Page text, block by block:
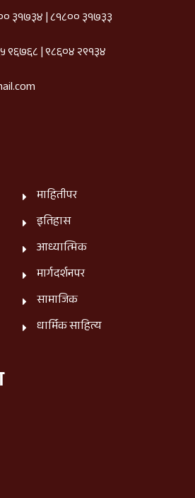
३१७३४|८१८०० ३१७३३
९६७६८|९८६०४ २९१३४
माहितीपर
इतिहास
आध्यात्मिक
मार्गदर्शनपर
सामाजिक
धार्मिक साहित्य